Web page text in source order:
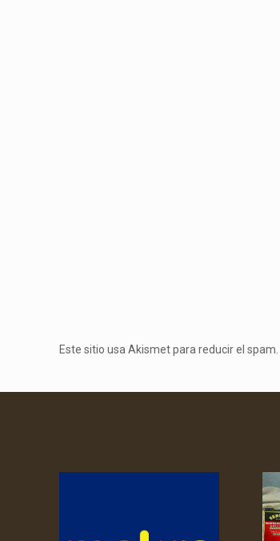
Este sitio usa Akismet para reducir el spam.